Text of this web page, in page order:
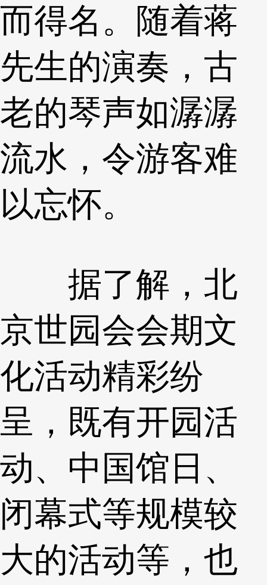
而得名。随着蒋
先生的演奏，古
老的琴声如潺潺
流水，令游客难
以忘怀。
据了解，北
京世园会会期文
化活动精彩纷
呈，既有开园活
动、中国馆日、
闭幕式等规模较
大的活动等，也